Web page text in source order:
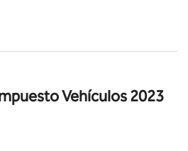
Vehículos 2023